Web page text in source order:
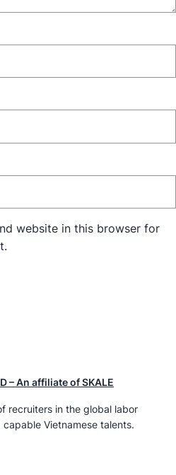
website in this browser for
– An affiliate of SKALE
recruiters in the global labor
Vietnamese talents.